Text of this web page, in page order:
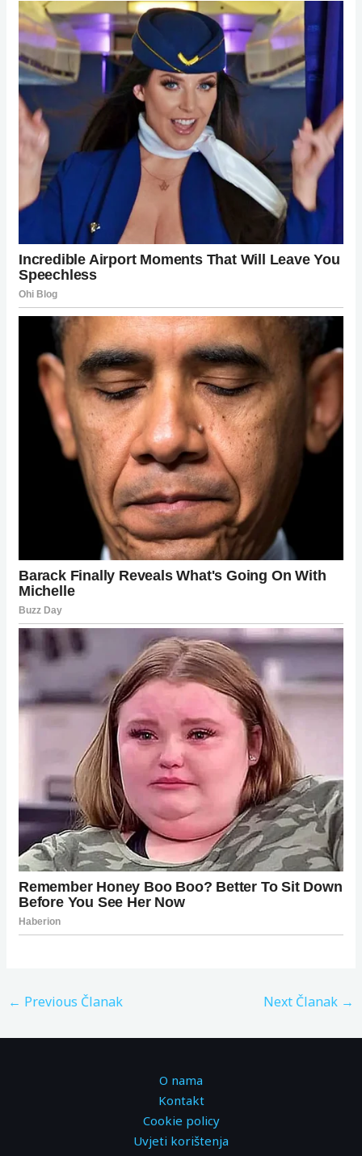
← Previous Članak Next Članak →
O nama
Kontakt
Cookie policy
Uvjeti korištenja